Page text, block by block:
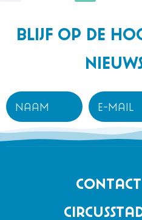
Blijf op de
Contact